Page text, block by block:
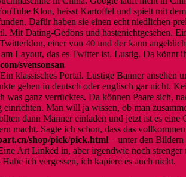
Klon, heisst Kartoffel und spielt mit
Dafür haben sie einen echt niedlichen
Mit Dating-Gedöns und hastenichtgesehen.
einer von 40 und der kann
Layout, das es Twitter ist. Lustig. Da könnt
svensonsan
klassisches Portal. Lustige Banner
gehen in deutsch oder englisch gar nicht.
was ganz verrücktes. Da können Paare sich,
einrichten. Man will ja wissen, ob man
dann Männer einladen und jetzt ist es
macht. Sagte ich schon, dass das
shop/pick/pick.html – unter den
Art Linked in, aber irgendwie noch
ich vergessen, ich kapiere es auch nicht.